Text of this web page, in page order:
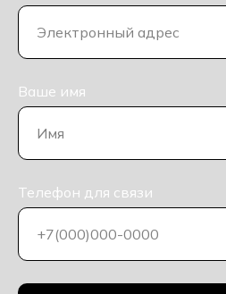
Ваше имя
Телефон для связи